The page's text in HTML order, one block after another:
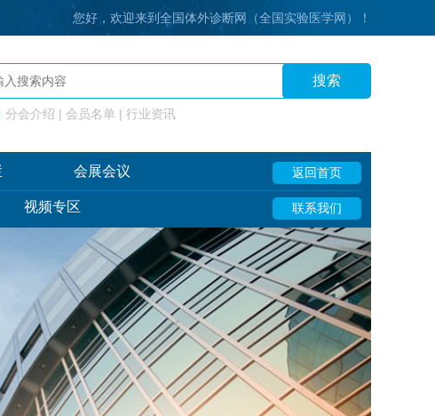
您好，欢迎来到全国体外诊断网（全国实验医学网）！
搜索
分会介绍 | 会员名单 | 行业资讯
会展会议 返回首页
视频专区 联系我们